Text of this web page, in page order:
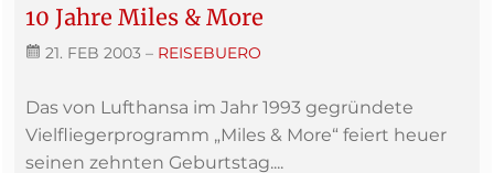
10 Jahre Miles & More
21. FEB 2003 – REISEBUERO
Das von Lufthansa im Jahr 1993 gegründete
Vielfliegerprogramm „Miles & More“ feiert heuer
seinen zehnten Geburtstag....